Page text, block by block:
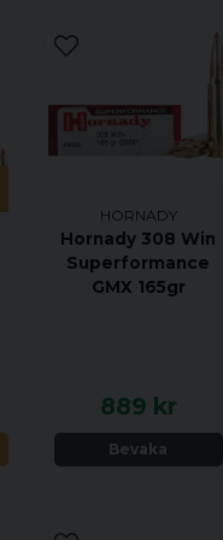
HORNADY
Hornady 308 Win
Superformance
GMX 165gr
889 kr
Bevaka